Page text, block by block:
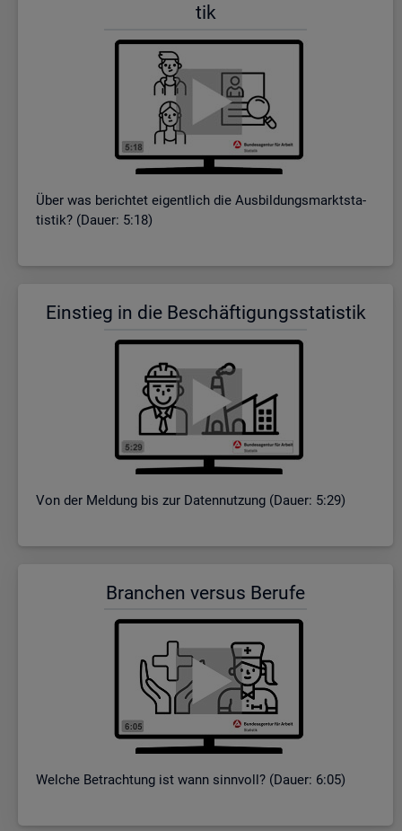
tik
Über was be­rich­tet ei­gent­lich die Aus­bil­dungs­markt­sta­
tis­tik? (Dauer: 5:18)
Ein­stieg in die Be­schäf­ti­gungs­sta­tis­tik
Von der Mel­dung bis zur Da­ten­nut­zung (Dauer: 5:29)
Bran­chen ver­sus Be­ru­fe
Wel­che Be­trach­tung ist wann sinn­voll? (Dauer: 6:05)